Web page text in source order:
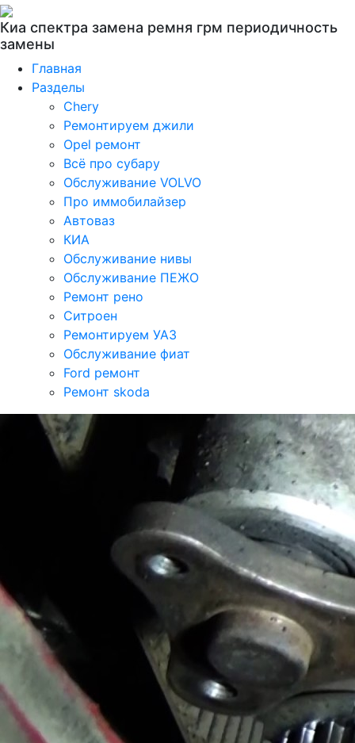
Киа спектра замена ремня грм периодичность
замены
Главная
Разделы
Chery
Ремонтируем джили
Opel ремонт
Всё про субару
Обслуживание VOLVO
Про иммобилайзер
Автоваз
КИА
Обслуживание нивы
Обслуживание ПЕЖО
Ремонт рено
Ситроен
Ремонтируем УАЗ
Обслуживание фиат
Ford ремонт
Ремонт skoda